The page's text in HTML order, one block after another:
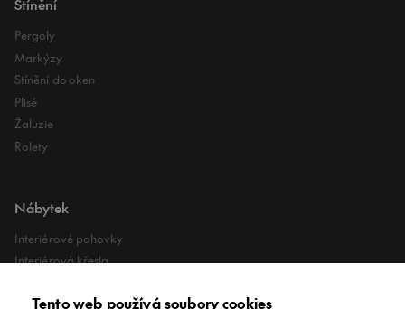
Stínění
Pergoly
Markýzy
Stínění do oken
Plisé
Žaluzie
Rolety
Nábytek
Interiérové pohovky
Interiérová křesla
Lehátka
Tento web používá soubory cookies